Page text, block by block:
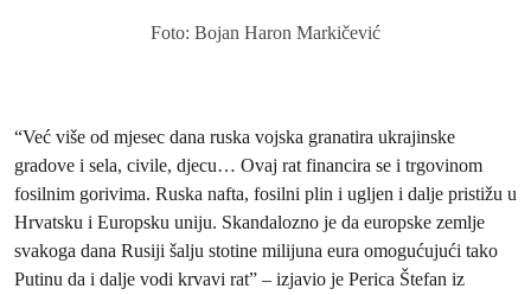
Foto: Bojan Haron Markičević
“Već više od mjesec dana ruska vojska granatira ukrajinske
gradove i sela, civile, djecu… Ovaj rat financira se i trgovinom
fosilnim gorivima. Ruska nafta, fosilni plin i ugljen i dalje pristižu u
Hrvatsku i Europsku uniju. Skandalozno je da europske zemlje
svakoga dana Rusiji šalju stotine milijuna eura omogućujući tako
Putinu da i dalje vodi krvavi rat” – izjavio je Perica Štefan iz